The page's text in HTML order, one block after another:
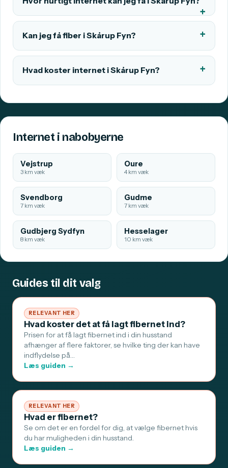
Kan jeg få fiber i Skårup Fyn?
Hvad koster internet i Skårup Fyn?
Internet i nabobyerne
Vejstrup
3 km væk
Oure
4 km væk
Svendborg
7 km væk
Gudme
7 km væk
Gudbjerg Sydfyn
8 km væk
Hesselager
10 km væk
Guides til dit valg
RELEVANT HER
Hvad koster det at få lagt fibernet ind?
Prisen for at få lagt fibernet ind i din husstand
afhænger af flere faktorer, se hvilke ting der kan have
indflydelse på…
Læs guiden →
RELEVANT HER
Hvad er fibernet?
Se om det er en fordel for dig, at vælge fibernet hvis
du har muligheden i din husstand.
Læs guiden →